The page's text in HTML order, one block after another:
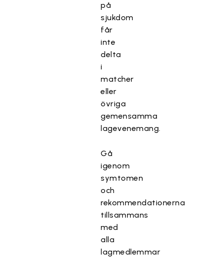
på
sjukdom
får
inte
delta
i
matcher
eller
övriga
gemensamma
lagevenemang.
Gå
igenom
symtomen
och
rekommendationerna
tillsammans
med
alla
lagmedlemmar